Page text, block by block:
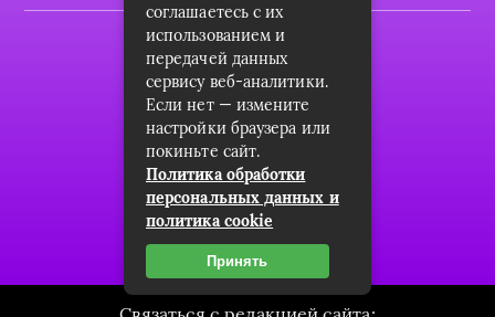
2022 © plasttrubkomplekt.ru
Карта сайта
Контакты
О проекте
Пользовательское соглашение
Архив
соглашаетесь с их
использованием и
передачей данных
сервису веб-аналитики.
Если нет — измените
настройки браузера или
покиньте сайт.
Политика обработки
персональных данных и
политика cookie
Принять